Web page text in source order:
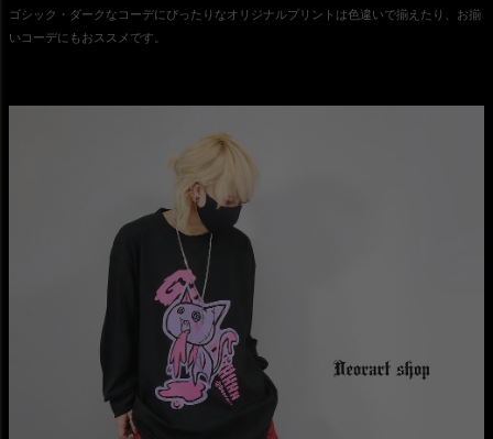
ゴシック・ダークなコーデにぴったりなオリジナルプリントは色違いで揃えたり、お揃
いコーデにもおススメです。